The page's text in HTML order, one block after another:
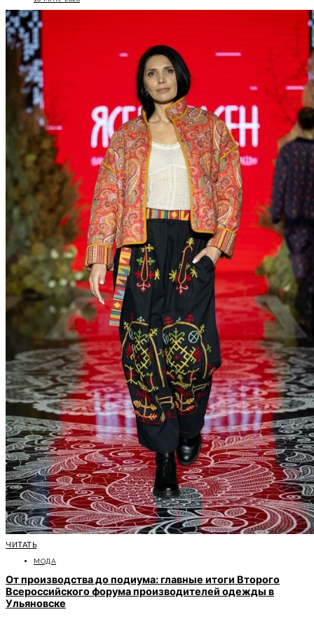
ЧИТАТЬ
МОДА
От производства до подиума: главные итоги Второго
Всероссийского форума производителей одежды в
Ульяновске